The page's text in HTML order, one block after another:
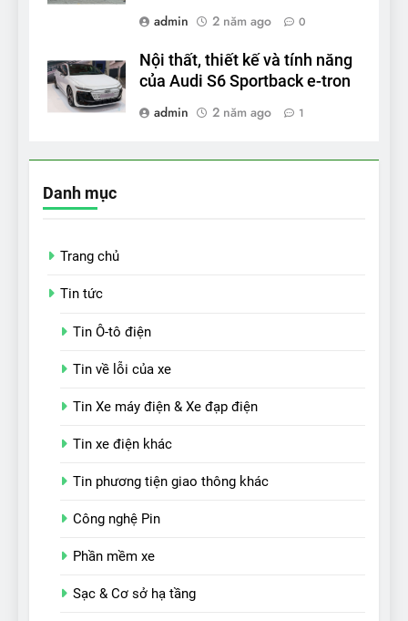
admin
2 năm ago 0
Nội thất, thiết kế và tính năng
của Audi S6 Sportback e-tron
admin
2 năm ago 1
Danh mục
Trang chủ
Tin tức
Tin Ô-tô điện
Tin về lỗi của xe
Tin Xe máy điện & Xe đạp điện
Tin xe điện khác
Tin phương tiện giao thông khác
Công nghệ Pin
Phần mềm xe
Sạc & Cơ sở hạ tầng